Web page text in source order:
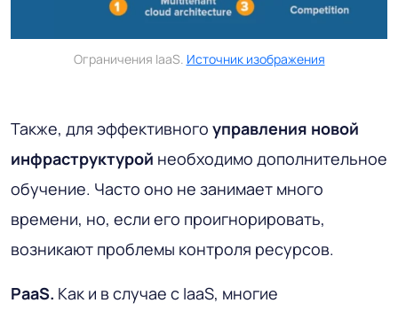
Ограничения IaaS. Источник изображения
Также, для эффективного управления новой
инфраструктурой необходимо дополнительное
обучение. Часто оно не занимает много
времени, но, если его проигнорировать,
возникают проблемы контроля ресурсов.
PaaS. Как и в случае с IaaS, многие